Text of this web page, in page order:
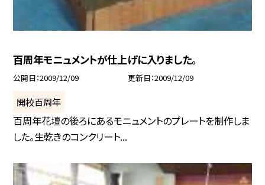
百周年モニュメントが仕上げに入りました。
公開日 2009/12/09 更新日 2009/12/09
開校百周年
百周年花壇の後ろにあるモニュメントのプレートを制作しま
した。生乾きのコンクリート...